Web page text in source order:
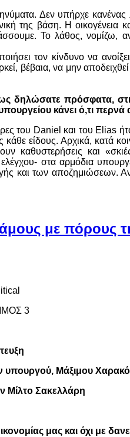
Δεν υπήρχε κανένας
της βάση. Η οικογένεια
Το λάθος, νομίζω,
τον κίνδυνο να
βέβαια, να μην
δηλώσατε πρόσφατα,
κάνει ό,τι περνά
του Daniel και του Elias
είδους. Αρχικά, κατά
καθυστερήσεις και
στα αρμόδια
και των αποζημιώσεων.
με πόρους
υπουργού, Μάξιμου
Μίλτο Σακελλάρη
μας και όχι με